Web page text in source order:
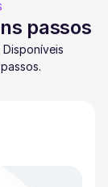
passos